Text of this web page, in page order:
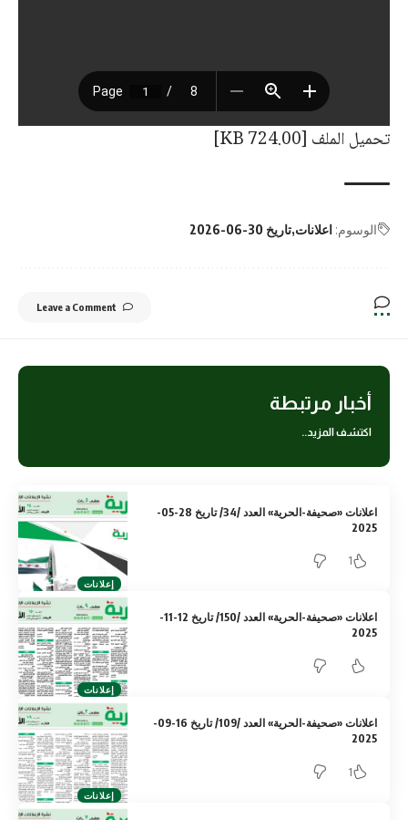
تحميل الملف [724.00 KB]
الوسوم: اعلانات تاريخ 30-06-2026
Leave a Comment
أخبار مرتبطة
اكتشف المزيد..
إعلانات
اعلانات «صحيفة-الحرية» العدد /34/ تاريخ 28-05-
2025
1
إعلانات
اعلانات «صحيفة-الحرية» العدد /150/ تاريخ 12-11-
2025
إعلانات
اعلانات «صحيفة-الحرية» العدد /109/ تاريخ 16-09-
2025
1